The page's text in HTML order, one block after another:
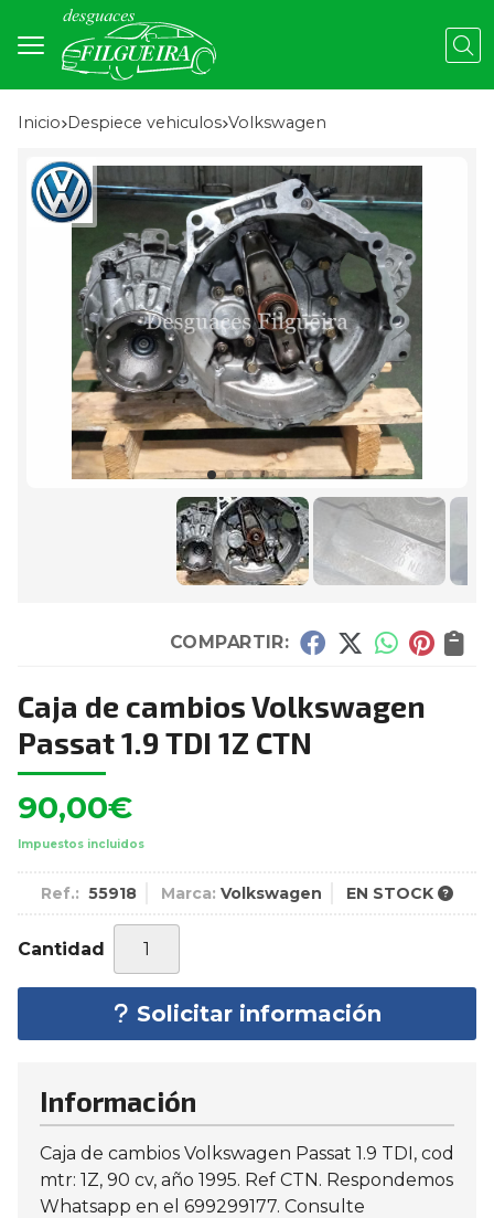
Inicio despiece vehiculos volkswagen
COMPARTIR:
Caja de cambios Volkswagen
Passat 1.9 TDI 1Z CTN
90,00€
Impuestos incluidos
Ref.: 55918 Marca: Volkswagen EN STOCK
Cantidad
Solicitar información
Información
Caja de cambios Volkswagen Passat 1.9 TDI, cod
mtr: 1Z, 90 cv, año 1995. Ref CTN. Respondemos
Whatsapp en el 699299177. Consulte